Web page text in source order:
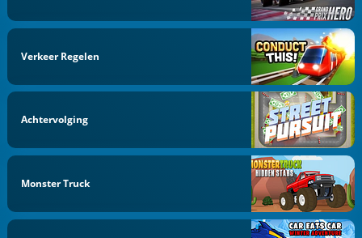
Verkeer Regelen
Achtervolging
Monster Truck